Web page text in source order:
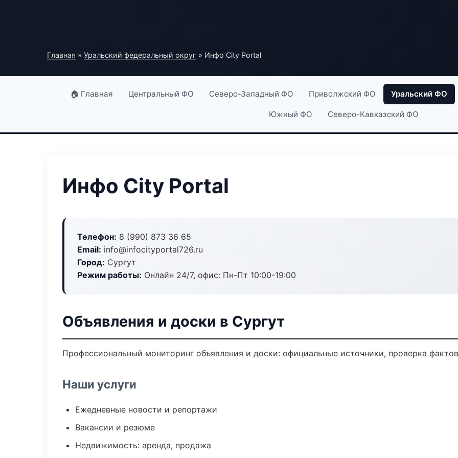
Главная » Уральский федеральный округ » Инфо City Portal
🏠 Главная Центральный ФО Северо-Западный ФО Приволжский ФО Уральский ФО
Южный ФО Северо-Кавказский ФО
Инфо City Portal
Телефон: 8 (990) 873 36 65
Email: info@infocityportal726.ru
Город: Сургут
Режим работы: Онлайн 24/7, офис: Пн-Пт 10:00-19:00
Объявления и доски в Сургут
Профессиональный мониторинг объявления и доски: официальные источники, проверка
Наши услуги
Ежедневные новости и репортажи
Вакансии и резюме
Недвижимость: аренда, продажа